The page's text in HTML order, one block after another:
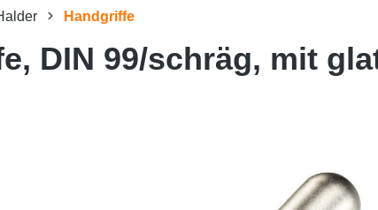
Handgriffe
DIN 99/schräg, mit